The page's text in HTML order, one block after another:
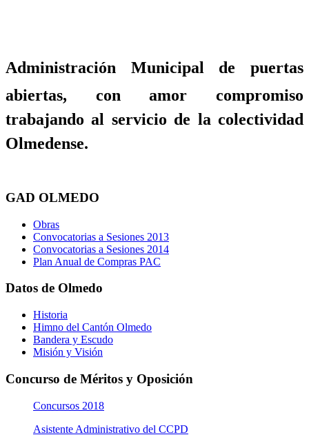
Administración Municipal de puertas
abiertas, con amor compromiso
trabajando al servicio de la colectividad
Olmedense.
GAD OLMEDO
Obras
Convocatorias a Sesiones 2013
Convocatorias a Sesiones 2014
Plan Anual de Compras PAC
Datos de Olmedo
Historia
Himno del Cantón Olmedo
Bandera y Escudo
Misión y Visión
Concurso de Méritos y Oposición
Concursos 2018
Asistente Administrativo del CCPD